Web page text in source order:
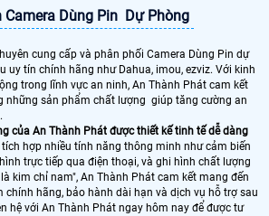
Camera Dùng Pin Dự Phòng
cung cấp và phân phối Camera Dùng Pin dự
uy tín chính hãng như Dahua, imou, ezviz. Với kinh
trong lĩnh vực an ninh, An Thành Phát cam kết
những sản phẩm chất lượng giúp tăng cường an
của An Thành Phát được thiết kế tinh tế dễ dàng
tích hợp nhiều tính năng thông minh như cảm biến
trực tiếp qua điện thoại, và ghi hình chất lượng
kim chỉ nam", An Thành Phát cam kết mang đến
chính hãng, bảo hành dài hạn và dịch vụ hỗ trợ sau
hệ với An Thành Phát ngay hôm nay để được tư